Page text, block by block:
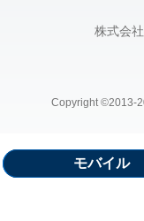
株式会
Copyright ©2013-
モバイル